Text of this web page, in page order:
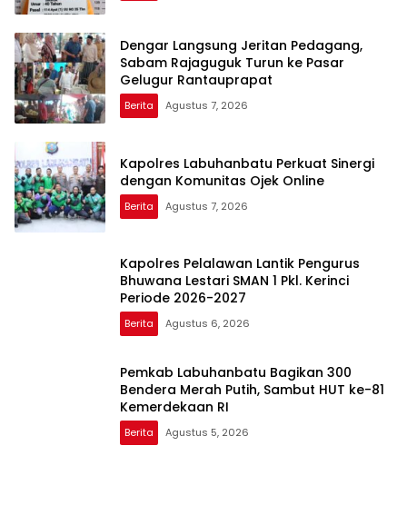
Dengar Langsung Jeritan Pedagang,
Sabam Rajaguguk Turun ke Pasar
Gelugur Rantauprapat
Berita Agustus 7, 2026
Kapolres Labuhanbatu Perkuat Sinergi
dengan Komunitas Ojek Online
Berita Agustus 7, 2026
Kapolres Pelalawan Lantik Pengurus
Bhuwana Lestari SMAN 1 Pkl. Kerinci
Periode 2026-2027
Berita Agustus 6, 2026
Pemkab Labuhanbatu Bagikan 300
Bendera Merah Putih, Sambut HUT ke-81
Kemerdekaan RI
Berita Agustus 5, 2026